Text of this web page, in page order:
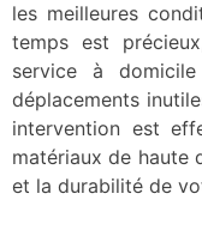
les meilleures
temps est
service à
déplacements
intervention est
matériaux de haute
et la durabilité de